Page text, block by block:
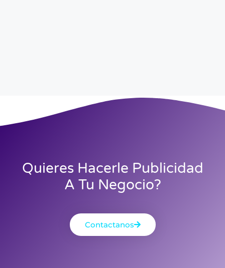
Quieres Hacerle Publicidad
A Tu Negocio?
Contactanos